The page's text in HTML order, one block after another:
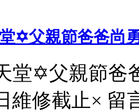
✡父親節爸爸尚
堂✡父親節爸
維修截止× 留